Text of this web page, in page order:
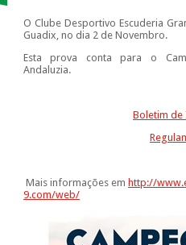
O Clube Desportivo Escuderia
Guadix, no dia 2 de Novembro.
Esta prova conta para o
Andaluzia.
Boletim de
Mais informações em http://
9.com/web/